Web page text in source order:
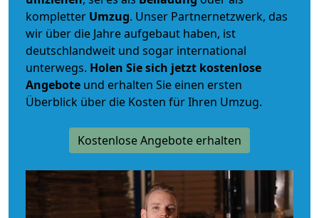
kompletter Umzug. Unser Partnernetzwerk, das
wir über die Jahre aufgebaut haben, ist
deutschlandweit und sogar international
unterwegs. Holen Sie sich jetzt kostenlose
Angebote und erhalten Sie einen ersten
Überblick über die Kosten für Ihren Umzug.
Kostenlose Angebote erhalten